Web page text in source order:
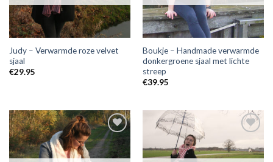
Judy – Verwarmde roze velvet
sjaal
€29.95
Boukje – Handmade verwarmde
donkergroene sjaal met lichte
streep
€39.95
Toevoegen
wensenlijst
Toevoegen
aan
wensenlijst